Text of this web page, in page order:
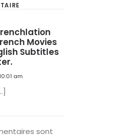
Movies
Subtitles
am
sont